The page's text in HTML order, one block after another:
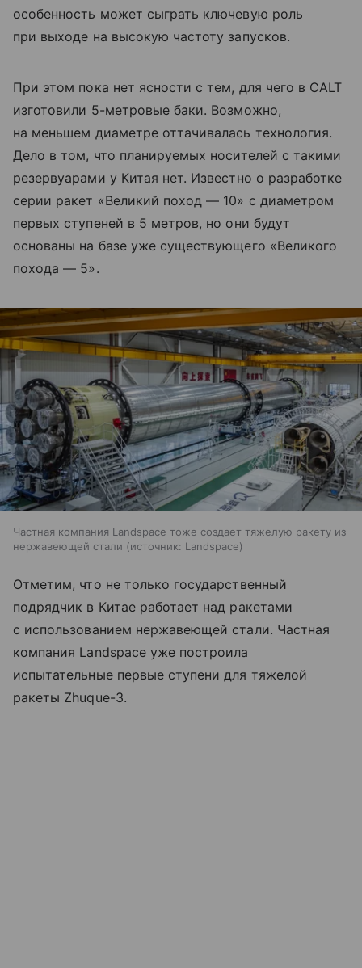
особенность может сыграть ключевую роль
при выходе на высокую частоту запусков.
При этом пока нет ясности с тем, для чего в CALT
изготовили 5-метровые баки. Возможно,
на меньшем диаметре оттачивалась технология.
Дело в том, что планируемых носителей с такими
резервуарами у Китая нет. Известно о разработке
серии ракет «Великий поход — 10» с диаметром
первых ступеней в 5 метров, но они будут
основаны на базе уже существующего «Великого
похода — 5».
Частная компания Landspace тоже создает тяжелую ракету из
нержавеющей стали
источник: Landspace
Отметим, что не только государственный
подрядчик в Китае работает над ракетами
с использованием нержавеющей стали. Частная
компания Landspace уже построила
испытательные первые ступени для тяжелой
ракеты Zhuque-3.